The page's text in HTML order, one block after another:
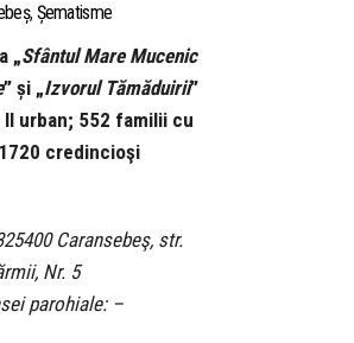
,Șematisme
„Sfântul Mare Mucenic
” și „Izvorul Tămăduirii”
urban; 552 familii cu
1720 credincioşi
Caransebeş, str.
Nr. 5
parohiale: –